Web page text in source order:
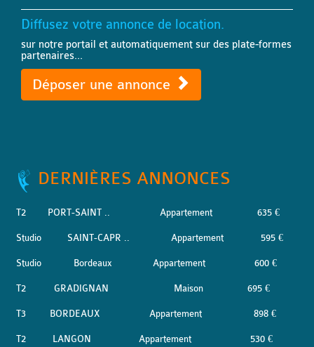
Diffusez votre annonce de location.
sur notre portail et automatiquement sur des plate-formes
partenaires...
Déposer une annonce
DERNIÈRES ANNONCES
T2 PORT-SAINT .. Appartement 635 €
Studio SAINT-CAPR .. Appartement 595 €
Studio Bordeaux Appartement 600 €
T2 GRADIGNAN Maison 695 €
T3 BORDEAUX Appartement 898 €
T2 LANGON Appartement 530 €